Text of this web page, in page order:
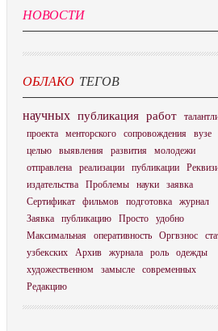
НОВОСТИ
ОБЛАКО ТЕГОВ
научных публикация работ
проекта менторского сопровождения вузе
целью выявления развития молодежи
отправлена реализации публикации
издательства Проблемы науки заявка
Сертификат фильмов подготовка журнал
Заявка публикацию Просто удобно
Максимальная оперативность Оргвзнос
узбекских
Архив журнала роль одежды
художественном замысле современных
Редакцию